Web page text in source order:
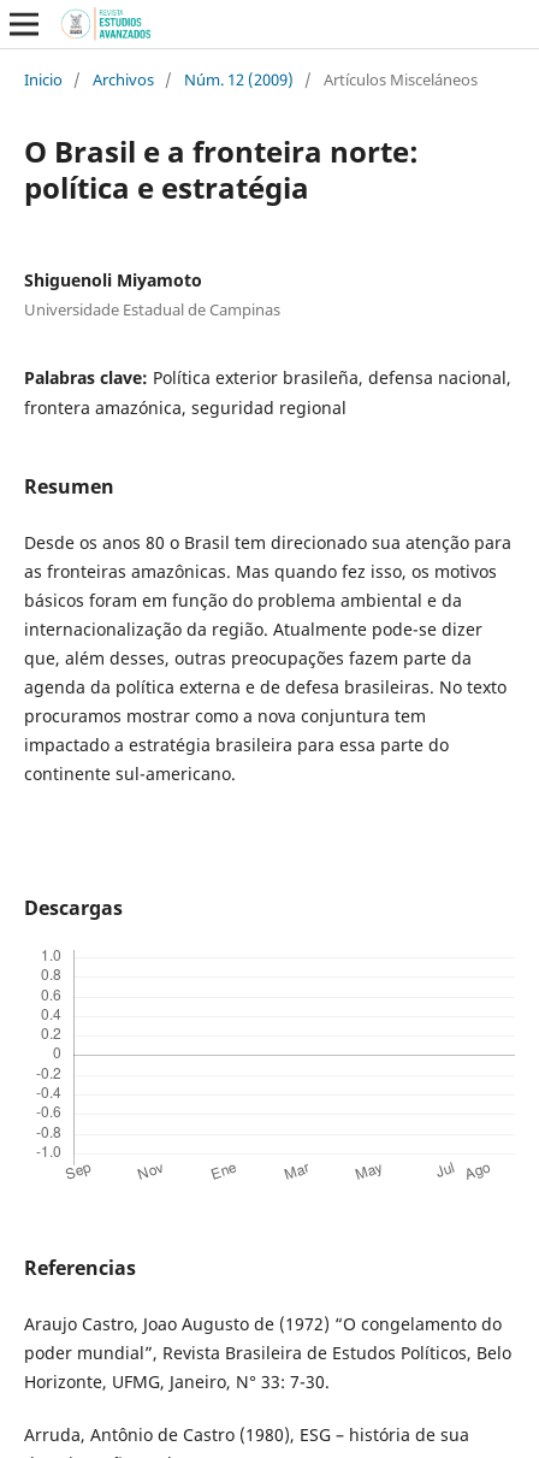
Inicio / Archivos / Núm. 12 (2009) / Artículos Misceláneos
O Brasil e a fronteira norte:
política e estratégia
Shiguenoli Miyamoto
Universidade Estadual de Campinas
Palabras clave: Política exterior brasileña, defensa nacional,
frontera amazónica, seguridad regional
Resumen
Desde os anos 80 o Brasil tem direcionado sua atenção para
as fronteiras amazônicas. Mas quando fez isso, os motivos
básicos foram em função do problema ambiental e da
internacionalização da região. Atualmente pode-se dizer
que, além desses, outras preocupações fazem parte da
agenda da política externa e de defesa brasileiras. No texto
procuramos mostrar como a nova conjuntura tem
impactado a estratégia brasileira para essa parte do
continente sul-americano.
Descargas
Referencias
Araujo Castro, Joao Augusto de (1972) “O congelamento do
poder mundial”, Revista Brasileira de Estudos Políticos, Belo
Horizonte, UFMG, Janeiro, N° 33: 7-30.
Arruda, Antônio de Castro (1980), ESG – história de sua